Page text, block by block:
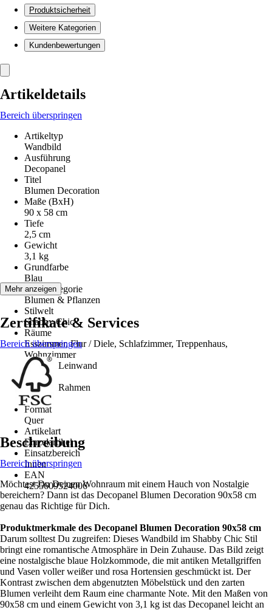
Produktsicherheit
Weitere Kategorien
Kundenbewertungen
Artikeldetails
Bereich überspringen
Artikeltyp
Wandbild
Ausführung
Decopanel
Titel
Blumen Decoration
Maße (BxH)
90 x 58 cm
Tiefe
2,5 cm
Gewicht
3,1 kg
Grundfarbe
Blau
Motivkategorie
Blumen & Pflanzen
Stilwelt
Shabby Chic
Räume
Esszimmer, Flur / Diele, Schlafzimmer, Treppenhaus,
Wohnzimmer
Material Leinwand
MDF
Material Rahmen
-
Format
Quer
Artikelart
Einzelartikel
Einsatzbereich
Innen
EAN
4255609524006
Mehr anzeigen
Zertifikate & Services
Bereich überspringen
Beschreibung
Bereich überspringen
Möchtest Du Deinen Wohnraum mit einem Hauch von Nostalgie
bereichern? Dann ist das Decopanel Blumen Decoration 90x58 cm
genau das Richtige für Dich.
Produktmerkmale des Decopanel Blumen Decoration 90x58 cm
Darum solltest Du zugreifen: Dieses Wandbild im Shabby Chic Stil
bringt eine romantische Atmosphäre in Dein Zuhause. Das Bild zeigt
eine nostalgische blaue Holzkommode, die mit antiken Metallgriffen
und Vasen voller weißer und rosa Hortensien geschmückt ist. Der
Kontrast zwischen dem abgenutzten Möbelstück und den zarten
Blumen verleiht dem Raum eine charmante Note. Mit den Maßen von
90x58 cm und einem Gewicht von 3,1 kg ist das Decopanel leicht an